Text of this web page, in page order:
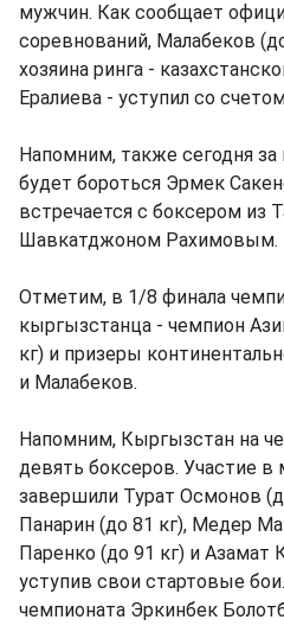
мужчин. Как сообщает
соревнований, Малабеков
хозяина ринга -
Ералиева - уступил со
Напомним, также сегодня
будет бороться Эрмек
встречается с боксером из
Шавкатджоном Рахимовым.
Отметим, в 1/8 финала
кыргызстанца - чемпион
кг) и призеры
и Малабеков.
Напомним, Кыргызстан на
девять боксеров. Участие
завершили Турат Осмонов
Панарин (до 81 кг), Медер
Паренко (до 91 кг) и Азамат
уступив свои стартовые
чемпионата Эркинбек